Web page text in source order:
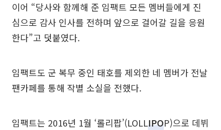
이어 “당사와 함께해 준 임팩트 모든 멤버들에게 진
심으로 감사 인사를 전하며 앞으로 걸어갈 길을 응원
한다”고 덧붙였다.
임팩트도 군 복무 중인 태호를 제외한 네 멤버가 전날
팬카페를 통해 작별 소실을 전했다.
임팩트는 2016년 1월 ‘롤리팝’(LOLLIPOP)으로 데뷔